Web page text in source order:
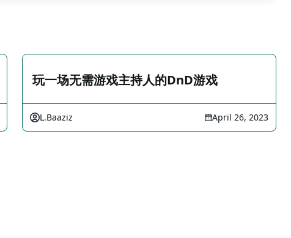
玩一场无需游戏主持人的DnD游戏
L.Baaziz April 26, 2023